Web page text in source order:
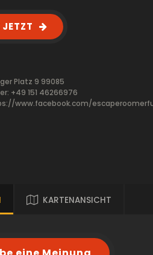
JETZT
Platz 9 99085
+49 151 46266976
www.facebook.com/
KARTENANSICHT